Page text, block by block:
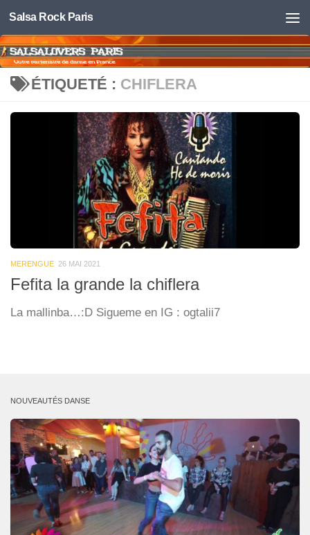
Skip to content
Salsa Rock Paris
ÉTIQUETÉ : CHIFLERA
MERENGUE 26 MAI 2021
Fefita la grande la chiflera
La mallinba…:D Sigueme en IG : ogtalii7
NOUVEAUTÉS DANSE